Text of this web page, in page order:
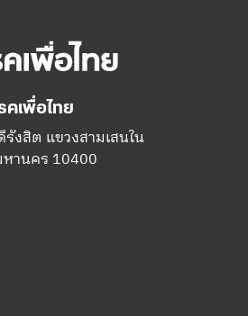
เพื่อไทย
งสิต แขวงสามเสนใน
านคร 10400